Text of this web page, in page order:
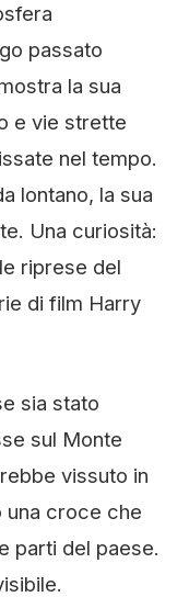
passato
la sua
e vie strette
nel tempo.
lontano, la sua
Una curiosità:
riprese del
di film Harry
sia stato
sul Monte
vissuto in
una croce che
parti del paese.